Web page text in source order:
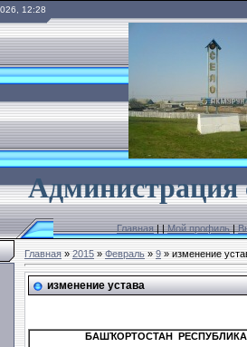
12:28
Администрация
Главная||Мой профиль|
Главная»2015 » Февраль » 9» изменение
изменение устава
БАШҠОРТОСТАН